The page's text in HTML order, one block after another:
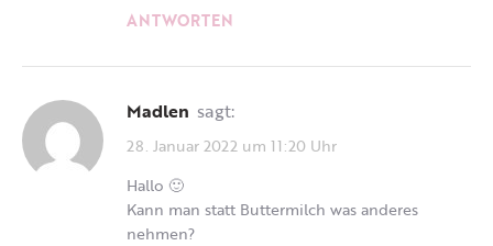
ANTWORTEN
Madlen sagt:
28. Januar 2022 um 11:20 Uhr
Hallo 🙂
Kann man statt Buttermilch was anderes
nehmen?